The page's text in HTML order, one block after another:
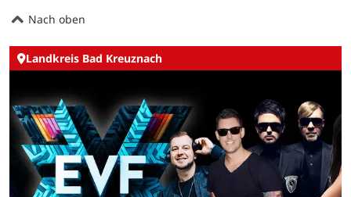
Nach oben
Landkreis Bad Kreuznach